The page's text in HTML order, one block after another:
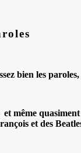
bien les
même
et des